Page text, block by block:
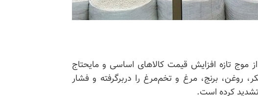
روز شنبه ۱۹ اردیبهشت از موج تازه افزایش قیمت کالاهای اساسی و مایحتاج
روغن، برنج، مرغ و تخم‌مرغ را دربرگرفته و فشار
تشدید کرده است.